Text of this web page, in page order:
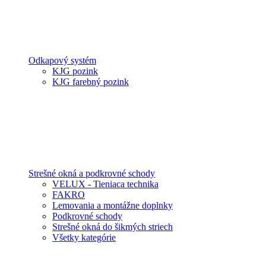
Odkapový systém
KJG pozink
KJG farebný pozink
Strešné okná a podkrovné schody
VELUX - Tieniaca technika
FAKRO
Lemovania a montážne doplnky
Podkrovné schody
Strešné okná do šikmých striech
Všetky kategórie